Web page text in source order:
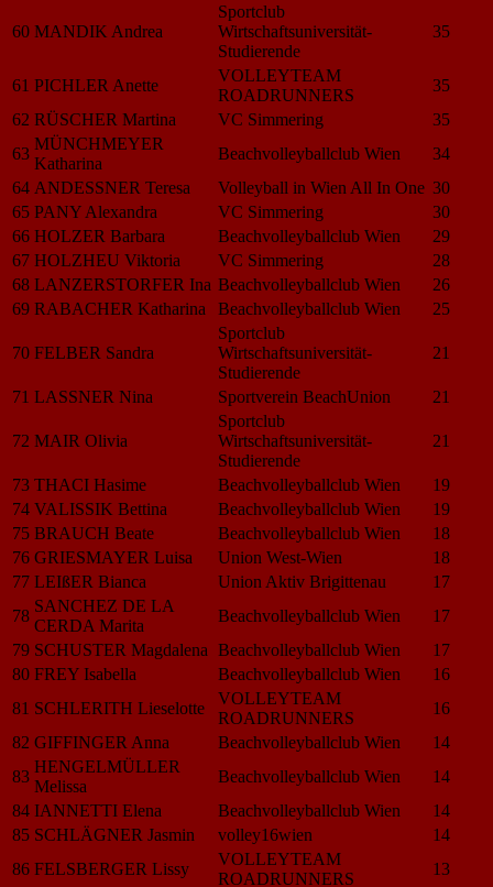
60 MANDIK Andrea
Sportclub
Wirtschaftsuniversität-
Studierende
35
61 PICHLER Anette
VOLLEYTEAM
ROADRUNNERS
35
62 RÜSCHER Martina VC Simmering
35
63
MÜNCHMEYER
Katharina
Beachvolleyballclub Wien
34
64 ANDESSNER Teresa Volleyball in Wien All In One 30
65 PANY Alexandra VC Simmering
30
66 HOLZER Barbara Beachvolleyballclub Wien
29
67 HOLZHEU Viktoria VC Simmering
28
68 LANZERSTORFER Ina Beachvolleyballclub Wien
26
69 RABACHER Katharina Beachvolleyballclub Wien 25
70 FELBER Sandra
Sportclub
Wirtschaftsuniversität-
Studierende
21
71 LASSNER Nina Sportverein BeachUnion 21
72 MAIR Olivia
Sportclub
Wirtschaftsuniversität-
Studierende
21
73 THACI Hasime Beachvolleyballclub Wien
19
74 VALISSIK Bettina Beachvolleyballclub Wien
19
75 BRAUCH Beate Beachvolleyballclub Wien
18
76 GRIESMAYER Luisa Union West-Wien
18
77 LEIßER Bianca Union Aktiv Brigittenau
17
78
SANCHEZ DE LA
CERDA Marita
Beachvolleyballclub Wien
17
79 SCHUSTER Magdalena Beachvolleyballclub Wien
17
80 FREY Isabella Beachvolleyballclub Wien
16
81 SCHLERITH Lieselotte
VOLLEYTEAM
ROADRUNNERS
16
82 GIFFINGER Anna Beachvolleyballclub Wien
14
83
HENGELMÜLLER
Melissa
Beachvolleyballclub Wien
14
84 IANNETTI Elena Beachvolleyballclub Wien
14
85 SCHLÄGNER Jasmin volley16wien
14
86 FELSBERGER Lissy
VOLLEYTEAM
ROADRUNNERS
13